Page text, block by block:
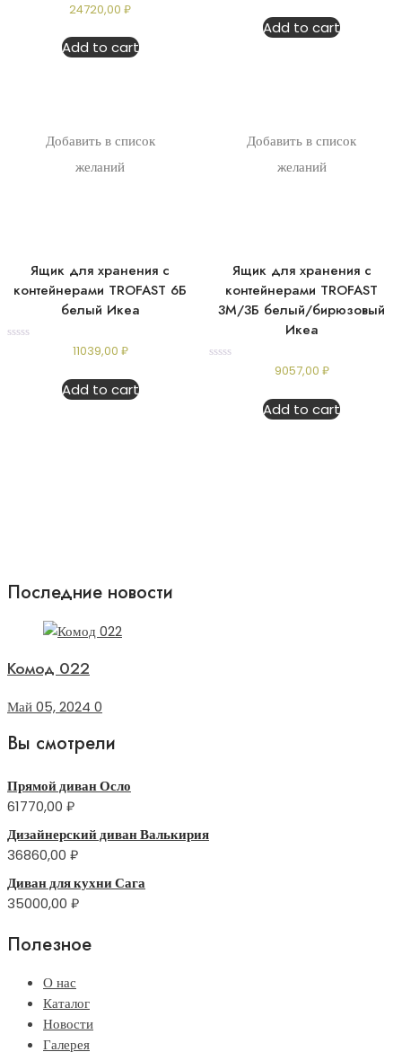
24720,00₽
Add to cart
Add to cart
Добавить в список
желаний
Ящик для хранения с
контейнерами TROFAST 6Б
белый Икеа
11039,00 ₽
Add to cart
Добавить в список
желаний
Ящик для хранения с
контейнерами TROFAST
3М/3Б белый/бирюзовый
Икеа
9057,00 ₽
Add to cart
Последние новости
Комод 022
Май 05, 2024 0
Вы смотрели
Прямой диван Осло
61770,00 ₽
Дизайнерский диван Валькирия
36860,00 ₽
Диван для кухни Сага
35000,00 ₽
Полезное
О нас
Каталог
Новости
Галерея